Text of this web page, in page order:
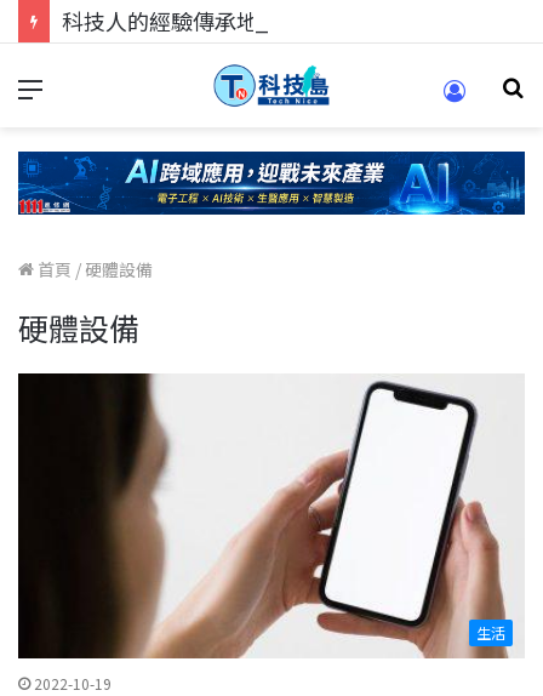
首頁 / 硬體設備
硬體設備
生活
2022-10-19